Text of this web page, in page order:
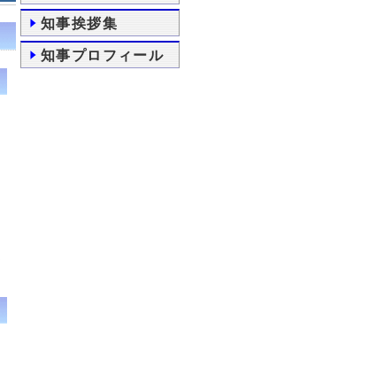
知事挨拶集
知事プロフィール